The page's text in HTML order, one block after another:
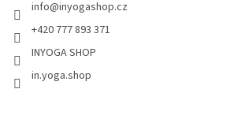
info@inyogashop.cz
+420 777 893 371
INYOGA SHOP
in.yoga.shop